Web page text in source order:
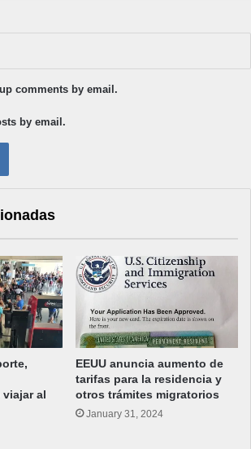
comments by email.
by email.
al
EEUU anuncia aumento de
tarifas para la residencia y
otros trámites migratorios
January 31, 2024